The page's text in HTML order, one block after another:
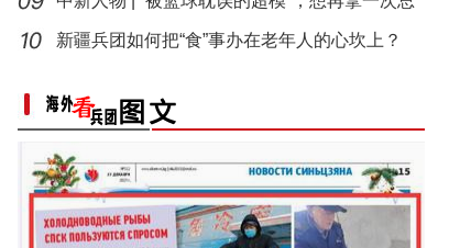
标题：新“食”尚！“小份菜”成阿克苏人“
冠
新疆兵团如何把“食”事办在老年人的心坎上？